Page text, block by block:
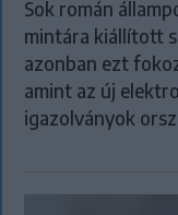
Sok román
mintára kiállított
azonban ezt
amint az új
igazolványok